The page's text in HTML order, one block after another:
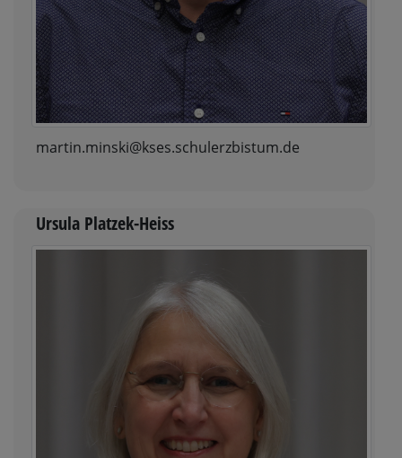
martin.minski@kses.schulerzbistum.de
Ursula Platzek-Heiss